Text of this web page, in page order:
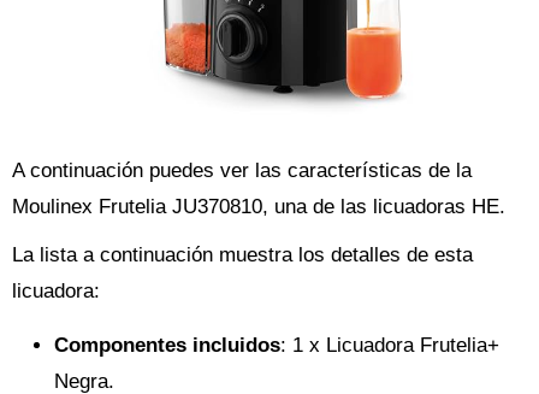
A continuación puedes ver las características de la
Moulinex Frutelia JU370810, una de las licuadoras HE.
La lista a continuación muestra los detalles de esta
licuadora:
Componentes incluidos: 1 x Licuadora Frutelia+
Negra.